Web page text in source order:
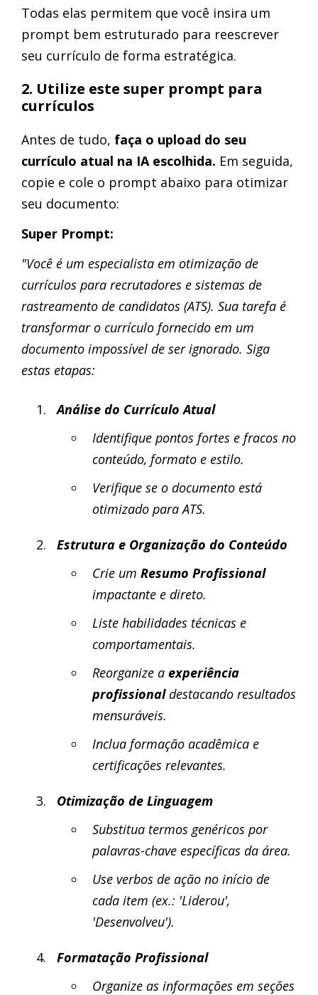
Todas elas permitem que você insira um
prompt bem estruturado para reescrever
seu currículo de forma estratégica.
2. Utilize este super prompt para
currículos
Antes de tudo, faça o upload do seu
currículo atual na IA escolhida. Em seguida,
copie e cole o prompt abaixo para otimizar
seu documento:
Super Prompt:
"Você é um especialista em otimização de
currículos para recrutadores e sistemas de
rastreamento de candidatos (ATS). Sua tarefa é
transformar o currículo fornecido em um
documento impossível de ser ignorado. Siga
estas etapas:
Análise do Currículo Atual
Identifique pontos fortes e fracos no
conteúdo, formato e estilo.
Verifique se o documento está
otimizado para ATS.
Estrutura e Organização do Conteúdo
Crie um Resumo Profissional
impactante e direto.
Liste habilidades técnicas e
comportamentais.
Reorganize a experiência
profissionaldestacando resultados
mensuráveis.
Inclua formação acadêmica e
certificações relevantes.
Otimização de Linguagem
Substitua termos genéricos por
palavras-chave específicas da área.
Use verbos de ação no início de
cada item (ex.: 'Liderou',
'Desenvolveu').
Formatação Profissional
Organize as informações em seções